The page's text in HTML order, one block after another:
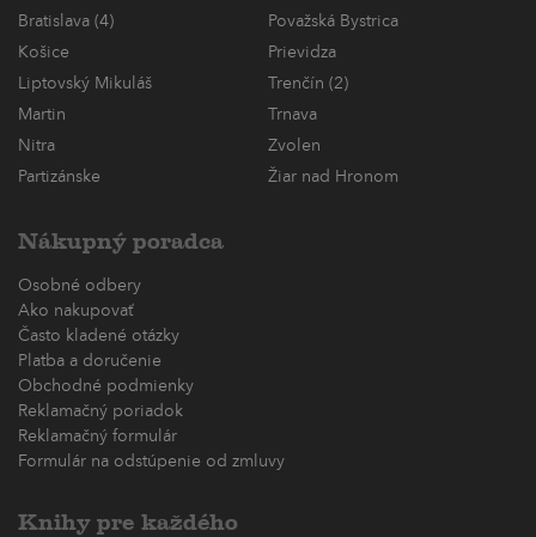
Bratislava (4)
Považská Bystrica
Košice
Prievidza
Liptovský Mikuláš
Trenčín (2)
Martin
Trnava
Nitra
Zvolen
Partizánske
Žiar nad Hronom
Nákupný poradca
Osobné odbery
Ako nakupovať
Často kladené otázky
Platba a doručenie
Obchodné podmienky
Reklamačný poriadok
Reklamačný formulár
Formulár na odstúpenie od zmluvy
Knihy pre každého